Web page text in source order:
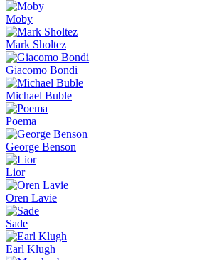
Moby
Mark Sholtez
Giacomo Bondi
Michael Buble
Poema
George Benson
Lior
Oren Lavie
Sade
Earl Klugh